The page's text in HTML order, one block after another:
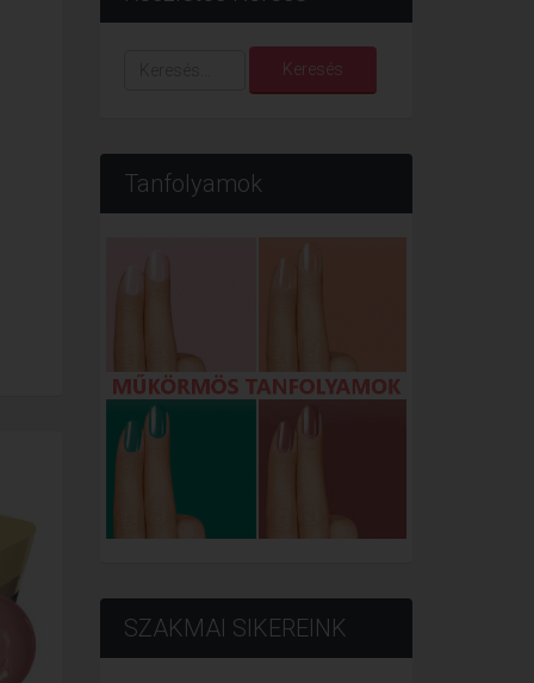
Keresés
Tanfolyamok
SZAKMAI SIKEREINK